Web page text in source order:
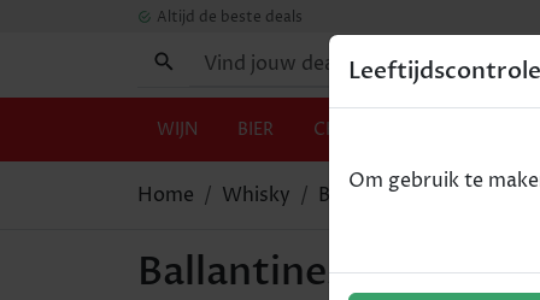
Altijd de beste deals
WIJN BIER CHAMPAGNE
Home Whisky Ballantines 12Y - 70cl
Ballantines 12Y - 70cl
Leeftijdscontrole
Om gebruik te